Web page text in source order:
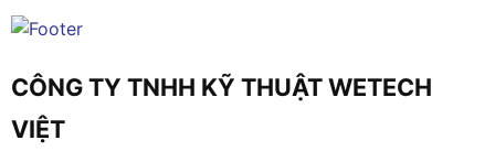
CÔNG TY TNHH KỸ THUẬT WETECH
VIỆT